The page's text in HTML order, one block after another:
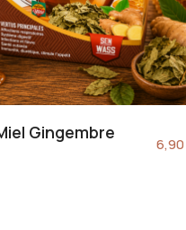
Gingembre
6,90